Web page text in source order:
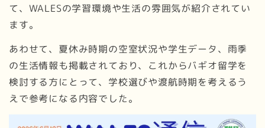
て、WALESの学習環境や生活の雰囲気が紹介されてい
ます。
あわせて、夏休み時期の空室状況や学生データ、雨季
の生活情報も掲載されており、これからバギオ留学を
検討する方にとって、学校選びや渡航時期を考えるう
えで参考になる内容でした。